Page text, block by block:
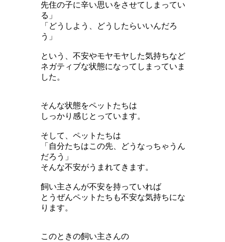
先住の子に辛い思いをさせてしまってい
る」
「どうしよう、どうしたらいいんだろ
う」
という、不安やモヤモヤした気持ちなど
ネガティブな状態になってしまっていま
した。
そんな状態をペットたちは
しっかり感じとっています。
そして、ペットたちは
「自分たちはこの先、どうなっちゃうん
だろう」
そんな不安がうまれてきます。
飼い主さんが不安を持っていれば
とうぜんペットたちも不安な気持ちにな
ります。
このときの飼い主さんの